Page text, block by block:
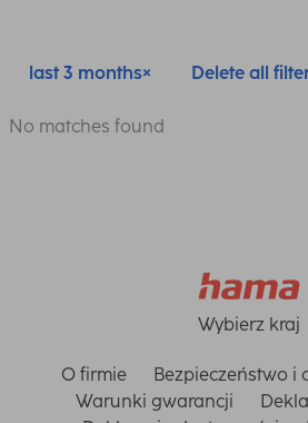
last 3 months Delete all
No matches found
Wybierz kraj
O firmie
Bezpieczeństwo i
Warunki gwarancji